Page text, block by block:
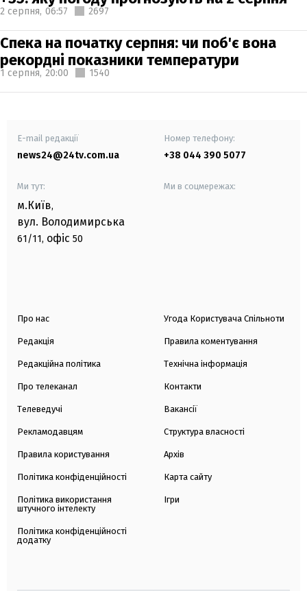
2 серпня, 06:57 2697
Спека на початку серпня: чи поб'є вона
рекордні показники температури
1 серпня, 20:00 1540
E-mail редакції
news24@24tv.com.ua
Номер телефону:
+38 044 390 5077
Ми тут:
м.Київ,
вул. Володимирська
61/11, офіс 50
Ми в соцмережах:
Про нас
Редакція
Редакційна політика
Про телеканал
Телеведучі
Рекламодавцям
Правила користування
Політика конфіденційності
Політика використання
штучного інтелекту
Політика конфіденційності
додатку
Угода Користувача Спільноти
Правила коментування
Технічна інформація
Контакти
Вакансії
Структура власності
Архів
Карта сайту
Ігри